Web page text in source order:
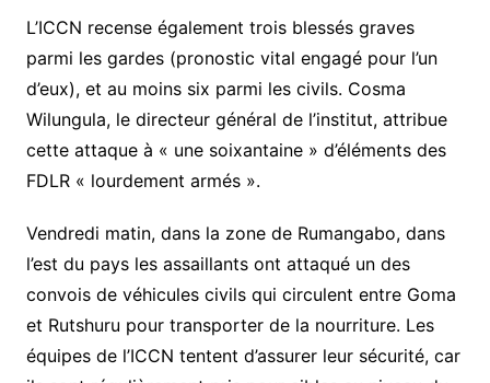
L’ICCN recense également trois blessés graves
parmi les gardes (pronostic vital engagé pour l’un
d’eux), et au moins six parmi les civils. Cosma
Wilungula, le directeur général de l’institut, attribue
cette attaque à « une soixantaine » d’éléments des
FDLR « lourdement armés ».
Vendredi matin, dans la zone de Rumangabo, dans
l’est du pays les assaillants ont attaqué un des
convois de véhicules civils qui circulent entre Goma
et Rutshuru pour transporter de la nourriture. Les
équipes de l’ICCN tentent d’assurer leur sécurité, car